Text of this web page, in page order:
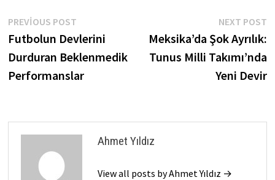
Yazı
gezinmesi
PREVIOUS POSTPrevious
post:
Futbolun Devlerini
Durduran Beklenmedik
Performanslar
NEXT POST
Meksika’da Şok Ayrılık:
Tunus Milli Takımı’nda
Yeni Devir
Ahmet Yıldız
View all posts by Ahmet Yıldız →